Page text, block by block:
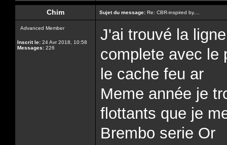
Chim Sujet du message: Re: CBR-inspired by....
Advanced Member
Inscrit le: 24 Avr 2018, 10:58
Messages: 226
J'ai trouvé la
complete avec le
le cache feu ar
Meme année je
flottants que je
Brembo serie Or